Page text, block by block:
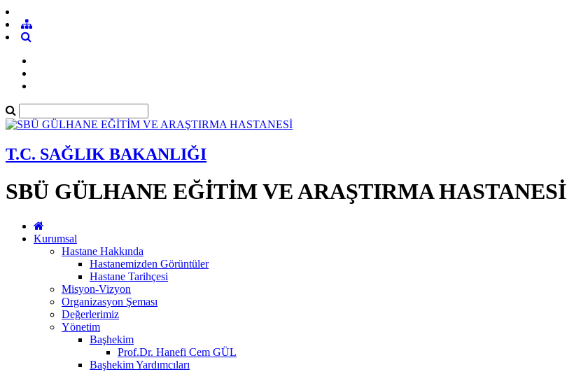
T.C. SAĞLIK BAKANLIĞI
SBÜ GÜLHANE EĞİTİM VE ARAŞTIRMA HASTANESİ
Kurumsal
Hastane Hakkında
Hastanemizden Görüntüler
Hastane Tarihçesi
Misyon-Vizyon
Organizasyon Şeması
Değerlerimiz
Yönetim
Başhekim
Prof.Dr. Hanefi Cem GÜL
Başhekim Yardımcıları